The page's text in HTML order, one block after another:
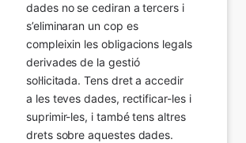
dades no se cediran a tercers i
s’eliminaran un cop es
compleixin les obligacions legals
derivades de la gestió
sol·licitada. Tens dret a accedir
a les teves dades, rectificar-les i
suprimir-les, i també tens altres
drets sobre aquestes dades.